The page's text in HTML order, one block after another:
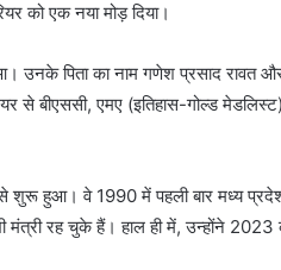
को एक नया मोड़ दिया।
पिता का नाम गणेश प्रसाद रावत और
से बीएससी, एमए (इतिहास-गोल्ड
शुरू हुआ। वे 1990 में पहली बार मध्य
रह चुके हैं। हाल ही में, उन्होंने 2023